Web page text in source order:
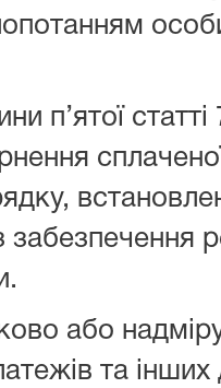
п’ятої
забезпечення
або
та